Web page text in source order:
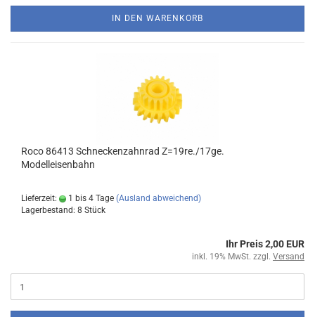
IN DEN WARENKORB
Roco 86413 Schneckenzahnrad Z=19re./17ge.
Modelleisenbahn
Lieferzeit: 1 bis 4 Tage (Ausland abweichend)
Lagerbestand: 8 Stück
Ihr Preis 2,00 EUR
inkl. 19% MwSt. zzgl. Versand